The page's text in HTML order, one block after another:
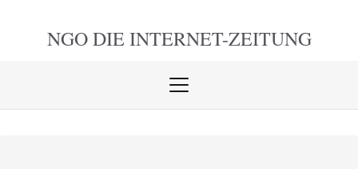
NGO DIE INTERNET-ZEITUNG
Menü